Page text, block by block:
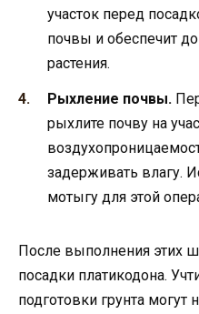
участок перед
почвы и обеспечит
растения.
Рыхление почвы.
рыхлите почву на
задерживать влагу.
мотыгу для этой
После выполнения этих
посадки платикодона.
подготовки грунта могут